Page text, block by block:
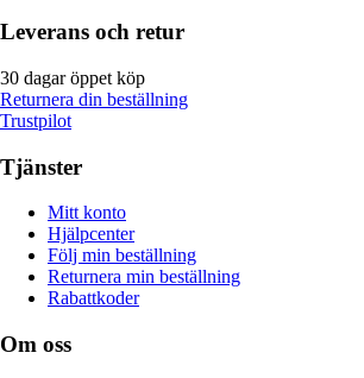
Leverans och retur
30 dagar öppet köp
Returnera din beställning
Trustpilot
Tjänster
Mitt konto
Hjälpcenter
Följ min beställning
Returnera min beställning
Rabattkoder
Om oss